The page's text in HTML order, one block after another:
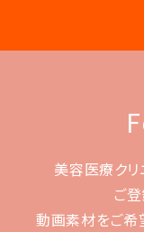
美容医療クリ
ご
動画素材をご希